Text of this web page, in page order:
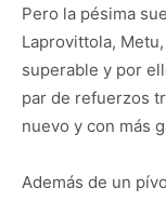
Pero la pésima
Laprovittola,
superable y por
par de refuerzos
nuevo y con más
Además de un